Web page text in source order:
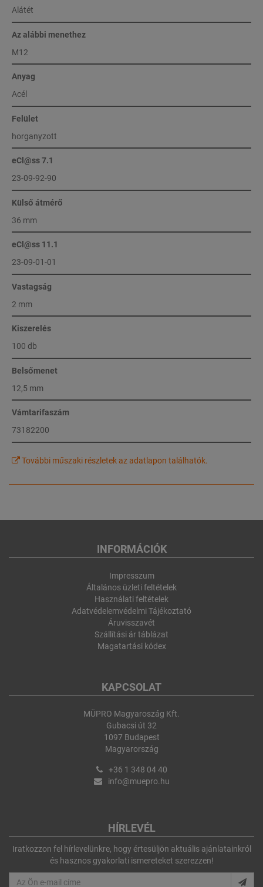
Alátét
Az alábbi menethez
M12
Anyag
Acél
Felület
horganyzott
eCl@ss 7.1
23-09-92-90
Külső átmérő
36 mm
eCl@ss 11.1
23-09-01-01
Vastagság
2 mm
Kiszerelés
100 db
Belsőmenet
12,5 mm
Vámtarifaszám
73182200
További műszaki részletek az adatlapon találhatók.
INFORMÁCIÓK
Impresszum
Általános üzleti feltételek
Használati feltételek
Adatvédelemvédelmi Tájékoztató
Áruvisszavét
Szállítási ár táblázat
Magatartási kódex
KAPCSOLAT
MÜPRO Magyaroszág Kft.
Gubacsi út 32
1097 Budapest
Magyarország
+36 1 348 04 40
info@muepro.hu
HÍRLEVÉL
Iratkozzon fel hírlevelünkre, hogy értesüljön aktuális ajánlatainkról
és hasznos gyakorlati ismereteket szerezzen!